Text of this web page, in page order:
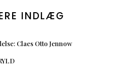
INDLÆG
Claes Otto Jennow